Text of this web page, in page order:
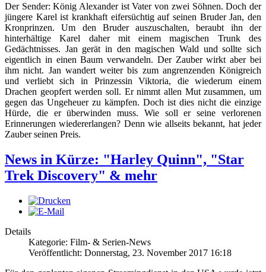
Der Sender: König Alexander ist Vater von zwei Söhnen. Doch der
jüngere Karel ist krankhaft eifersüchtig auf seinen Bruder Jan, den
Kronprinzen. Um den Bruder auszuschalten, beraubt ihn der
hinterhältige Karel daher mit einem magischen Trunk des
Gedächtnisses. Jan gerät in den magischen Wald und sollte sich
eigentlich in einen Baum verwandeln. Der Zauber wirkt aber bei
ihm nicht. Jan wandert weiter bis zum angrenzenden Königreich
und verliebt sich in Prinzessin Viktoria, die wiederum einem
Drachen geopfert werden soll. Er nimmt allen Mut zusammen, um
gegen das Ungeheuer zu kämpfen. Doch ist dies nicht die einzige
Hürde, die er überwinden muss. Wie soll er seine verlorenen
Erinnerungen wiedererlangen? Denn wie allseits bekannt, hat jeder
Zauber seinen Preis.
News in Kürze: "Harley Quinn", "Star
Trek Discovery" & mehr
Details
Kategorie: Film- & Serien-News
Veröffentlicht: Donnerstag, 23. November 2017 16:18